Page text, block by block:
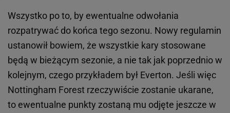
Wszystko po to, by ewentualne odwołania
rozpatrywać do końca tego sezonu. Nowy regulamin
ustanowił bowiem, że wszystkie kary stosowane
będą w bieżącym sezonie, a nie tak jak poprzednio w
kolejnym, czego przykładem był Everton. Jeśli więc
Nottingham Forest rzeczywiście zostanie ukarane,
to ewentualne punkty zostaną mu odjęte jeszcze w